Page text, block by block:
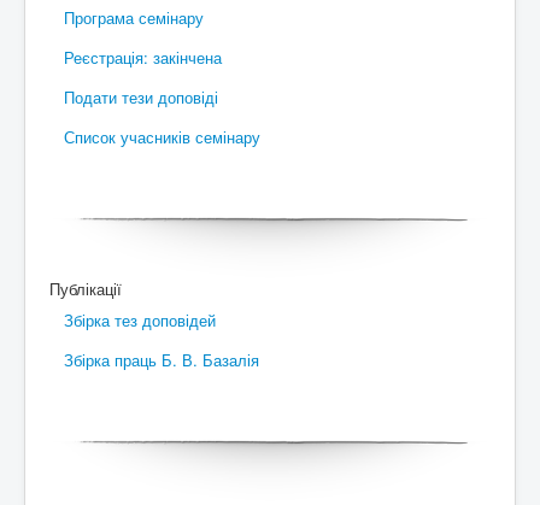
Програма семінару
Реєстрація: закінчена
Подати тези доповіді
Список учасників семінару
Публікації
Збірка тез доповідей
Збірка праць Б. В. Базалія